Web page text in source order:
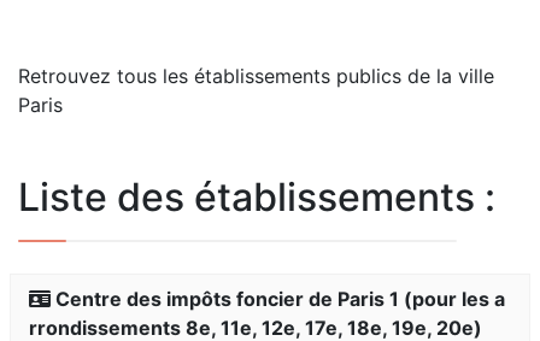
Retrouvez tous les établissements publics de la ville
Paris
Liste des établissements :
Centre des impôts foncier de Paris 1 (pour les a
rrondissements 8e, 11e, 12e, 17e, 18e, 19e, 20e)